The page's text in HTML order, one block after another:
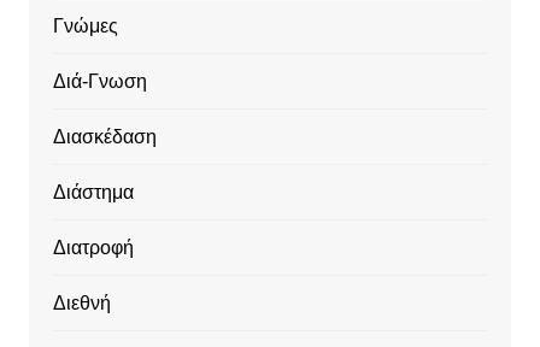
Γνώμες
Διά-Γνωση
Διασκέδαση
Διάστημα
Διατροφή
Διεθνή